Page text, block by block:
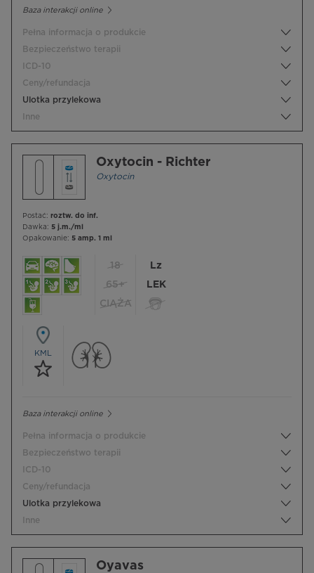
Baza interakcji online
Pełna informacja o produkcie
Bezpieczeństwo terapii
ICD-10
Ceny/refundacja
Ulotka przylekowa
Inne
Oxytocin - Richter
Oxytocin
Postać: roztw. do inf.
Dawka: 5 j.m./ml
Opakowanie: 5 amp. 1 ml
18
65+
CIĄŻA
Lz
LEK
KML
Baza interakcji online
Pełna informacja o produkcie
Bezpieczeństwo terapii
ICD-10
Ceny/refundacja
Ulotka przylekowa
Inne
Oyavas